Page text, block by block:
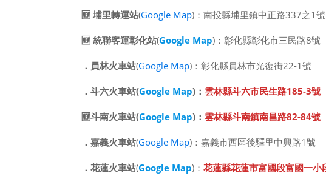
🆕 埔里轉運站(Google Map)：南投縣埔里鎮中正路337之1
🆕 統聯客運彰化站(Google Map)：彰化縣彰化市三民路8號
． 員林火車站(Google Map)：彰化縣員林市光復街22-1號
．斗六火車站(Google Map)： 雲林縣斗六市民生路185-3號
🆕斗南火車站(Google Map)： 雲林縣斗南鎮南昌路82-84號
．嘉義火車站(Google Map)：嘉義市西區後驛里中興路1號
．花蓮火車站(Google Map)：花蓮縣花蓮市富國段富國一小